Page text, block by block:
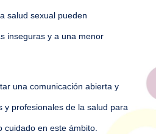
salud sexual pueden
inseguras y a una menor
una comunicación abierta y
y profesionales de la salud para
en este ámbito.